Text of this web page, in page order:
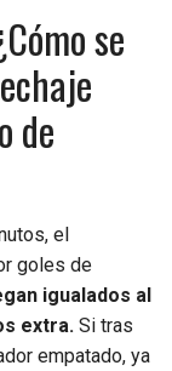
se
de
el
goles de
igualados al
extra. Si tras
empatado, ya